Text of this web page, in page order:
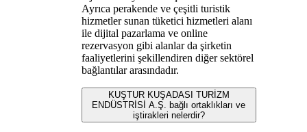
Ayrıca perakende ve çeşitli turistik
hizmetler sunan tüketici hizmetleri alanı
ile dijital pazarlama ve online
rezervasyon gibi alanlar da şirketin
faaliyetlerini şekillendiren diğer sektörel
bağlantılar arasındadır.
KUŞTUR KUŞADASI TURİZM
ENDÜSTRİSİ A.Ş. bağlı ortaklıkları ve
iştirakleri nelerdir?